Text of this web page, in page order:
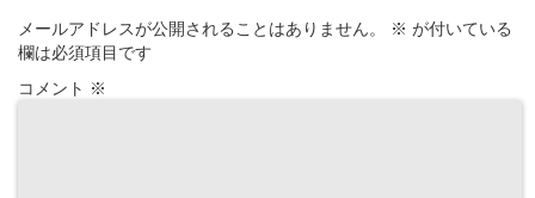
メールアドレスが公開されることはありません。 ※ が付いている
欄は必須項目です
コメント ※